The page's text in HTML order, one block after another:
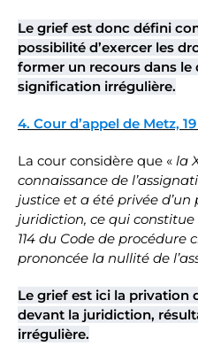
Le grief est donc défini
possibilité d’exercer les
former un recours dans le
signification irrégulière.
4. Cour d’appel de Metz,
La cour considère que « la
connaissance de
justice et a été privée
juridiction, ce qui constitue
114 du Code de procédure
prononcée la nullité de
Le grief est ici la privation
devant la juridiction,
irrégulière.